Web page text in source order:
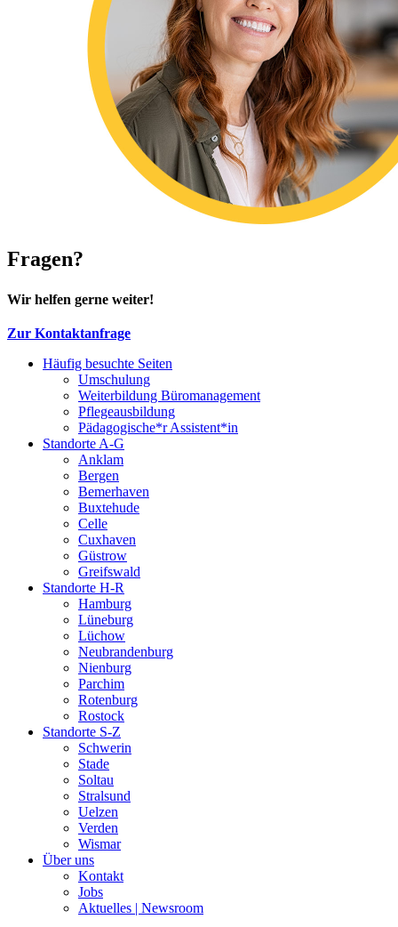
Fragen?
Wir helfen gerne weiter!
Zur Kontaktanfrage
Häufig besuchte Seiten
Umschulung
Weiterbildung Büromanagement
Pflegeausbildung
Pädagogische*r Assistent*in
Standorte A-G
Anklam
Bergen
Bemerhaven
Buxtehude
Celle
Cuxhaven
Güstrow
Greifswald
Standorte H-R
Hamburg
Lüneburg
Lüchow
Neubrandenburg
Nienburg
Parchim
Rotenburg
Rostock
Standorte S-Z
Schwerin
Stade
Soltau
Stralsund
Uelzen
Verden
Wismar
Über uns
Kontakt
Jobs
Aktuelles | Newsroom